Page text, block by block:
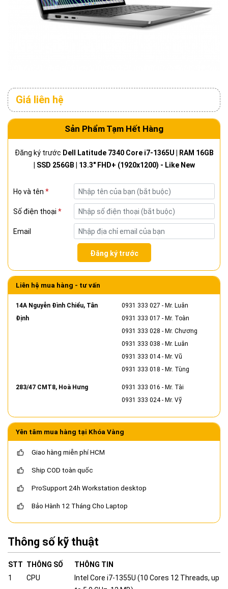
Giá liên hệ
Sản Phẩm Tạm Hết Hàng
Đăng ký trước Dell Latitude 7340 Core i7-1365U | RAM 16GB
| SSD 256GB | 13.3" FHD+ (1920x1200) - Like New
Họ và tên *
Số điện thoại *
Email
Đăng ký trước
Liên hệ mua hàng - tư vấn
14A Nguyễn Đình Chiểu, Tân
Định
0931 333 027 - Mr. Luân
0931 333 017 - Mr. Toàn
0931 333 028 - Mr. Chương
0931 333 038 - Mr. Luân
0931 333 014- Mr. Vũ
0931 333 018 - Mr. Tùng
283/47 CMT8, Hoà Hưng 0931 333 016 - Mr. Tài
0931 333 024- Mr. Vỹ
Yên tâm mua hàng tại Khóa Vàng
Giao hàng miễn phí HCM
Ship COD toàn quốc
ProSupport 24h Workstation desktop
Bảo Hành 12 Tháng Cho Laptop
Thông số kỹ thuật
STT THÔNG SỐ
THÔNG TIN
1
CPU
Intel Core i7-1355U (10 Cores 12 Threads, up